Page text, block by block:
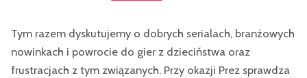
Tym razem dyskutujemy o dobrych serialach, branżowych
nowinkach i powrocie do gier z dzieciństwa oraz
frustracjach z tym związanych. Przy okazji Prez sprawdza